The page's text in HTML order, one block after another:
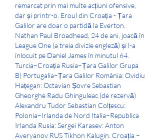
remarcat prin mai multe acțiuni ofensive,
dar și printr-o. Eroul din Croația - Țara
Galilor are doar o partidă la Everton.
Nathan Paul Broadhead, 24 de ani, joacă în
League One (a treia divizie engleză) și l-a
înlocuit pe Daniel James în minutul 64.
Turcia–Croația Rusia–Țara Galilor Grupa
B) Portugalia–Țara Galilor România: Ovidiu
Hațegan: Octavian Șovre Sebastian
Gheorghe Radu Ghinguleac (de rezervă)
Alexandru Tudor Sebastian Colțescu:
Polonia–Irlanda de Nord Italia–Republica
Irlanda Rusia: Sergei Karasev: Anton
Averyanov RUS Tikhon Kalugin. Croația –